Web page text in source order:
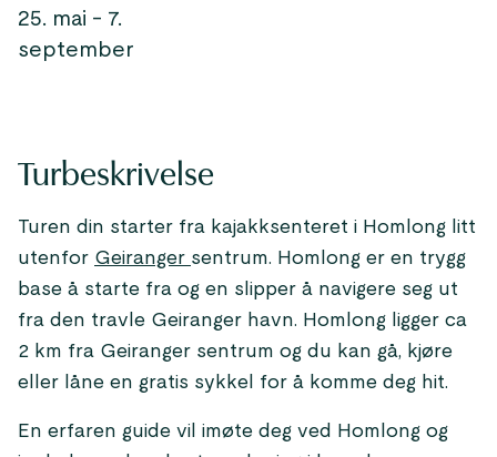
25. mai - 7.
september
Turbeskrivelse
Turen din starter fra kajakksenteret i Homlong litt
utenfor Geiranger sentrum. Homlong er en trygg
base å starte fra og en slipper å navigere seg ut
fra den travle Geiranger havn. Homlong ligger ca
2 km fra Geiranger sentrum og du kan gå, kjøre
eller låne en gratis sykkel for å komme deg hit.
En erfaren guide vil imøte deg ved Homlong og